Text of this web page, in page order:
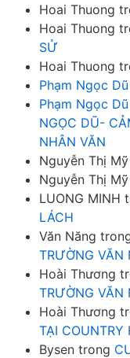
Hoai Thuong
Hoai Thuong
SỬ
Hoai Thuong
Phạm Ngọc Dũ
Phạm Ngọc Dũ
NGỌC DŨ-
NHÂN VĂN
Nguyễn Thị
Nguyễn Thị
LUONG MINH
LÁCH
Văn Năng
TRƯỜNG VĂN
Hoài Thương
TRƯỜNG VĂN
Hoài Thương
TẠI COUNTRY
Bysen trong